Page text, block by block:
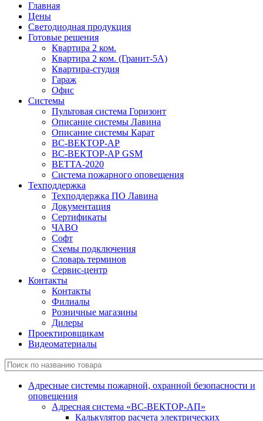
Главная
Цены
Светодиодная продукция
Готовые решения
Квартира 2 ком.
Квартира 2 ком. (Гранит-5А)
Квартира-студия
Гараж
Офис
Системы
Пультовая система Горизонт
Описание системы Лавина
Описание системы Карат
ВС-ВЕКТОР-АР
ВС-ВЕКТОР-АР GSM
ВЕТТА-2020
Система пожарного оповещения
Техподдержка
Техподдержка ПО Лавина
Документация
Сертификаты
ЧАВО
Софт
Схемы подключения
Словарь терминов
Сервис-центр
Контакты
Контакты
Филиалы
Розничные магазины
Дилеры
Проектировщикам
Видеоматериалы
Адресные системы пожарной, охранной безопасности и
оповещения
Адресная система «ВС-ВЕКТОР-АП»
Калькулятор расчета электрических